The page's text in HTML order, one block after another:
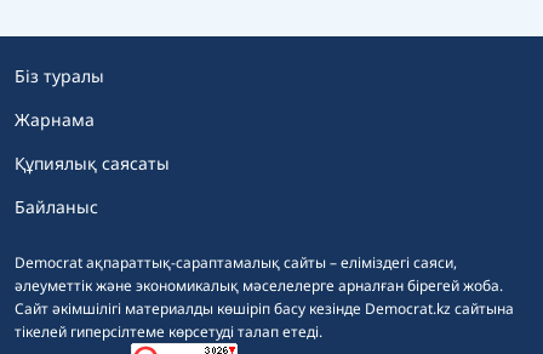
Democrat ақпараттық-сараптамалық сайты – еліміздегі саяси,
әлеуметтік және экономикалық мәселелерге арналған бірегей жоба.
Сайт әкімшілігі материалды көшіріп басу кезінде Democrat.kz сайтына
тікелей гиперсілтеме көрсетуді талап етеді.
Біз туралы
Жарнама
Құпиялық саясаты
Байланыс